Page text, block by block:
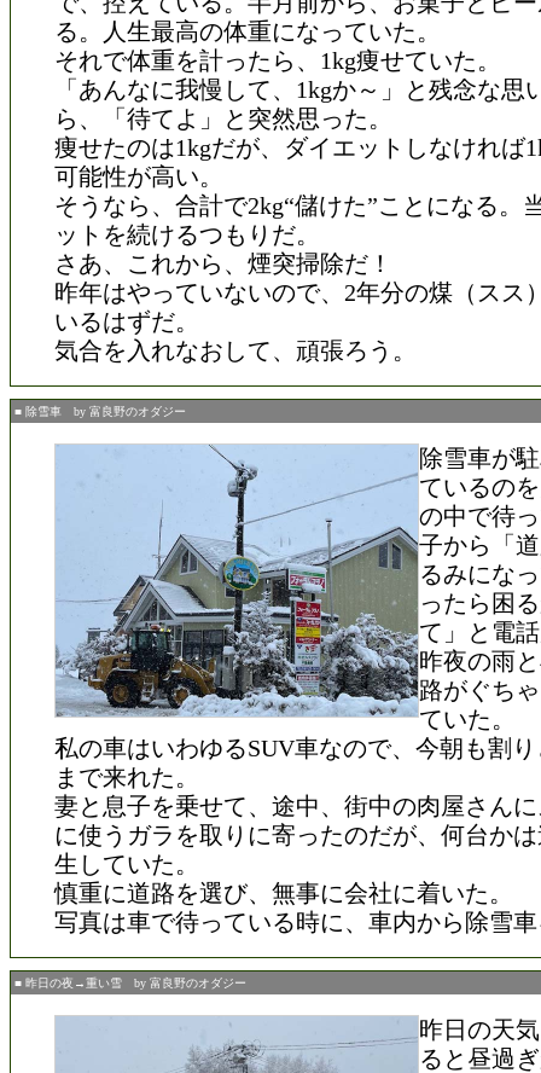
る。人生最高の体重になっていた。
それで体重を計ったら、1kg痩せていた。
「あんなに我慢して、1kgか～」と残念な思
ら、「待てよ」と突然思った。
痩せたのは1kgだが、ダイエットしなければ
可能性が高い。
そうなら、合計で2kg“儲けた”ことになる。
ットを続けるつもりだ。
さあ、これから、煙突掃除だ！
昨年はやっていないので、2年分の煤（スス
いるはずだ。
気合を入れなおして、頑張ろう。
■ 除雪車 by 富良野のオダジー
除雪車が
ているの
の中で待
子から「
るみにな
ったら困
て」と電
昨夜の雨
路がぐち
ていた。
私の車はいわゆるSUV車なので、今朝も割
まで来れた。
妻と息子を乗せて、途中、街中の肉屋さん
に使うガラを取りに寄ったのだが、何台か
生していた。
慎重に道路を選び、無事に会社に着いた。
写真は車で待っている時に、車内から除雪
■ 昨日の夜→重い雪 by 富良野のオダジー
昨日の天
ると昼過